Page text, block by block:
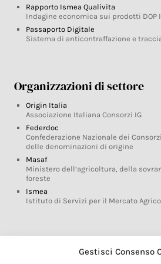
Gestisci Consenso
Rapporto Ismea Qualivita
Indagine economica sui prodotti DOP
Passaporto Digitale
Sistema di anticontraffazione e
Organizzazioni di settore
Origin Italia
Associazione Italiana Consorzi IG
Federdoc
Confederazione Nazionale dei
delle denominazioni di origine
Masaf
Ministero dell’agricoltura, della
foreste
Ismea
Istituto di Servizi per il Mercato
Glossario DOP IGP